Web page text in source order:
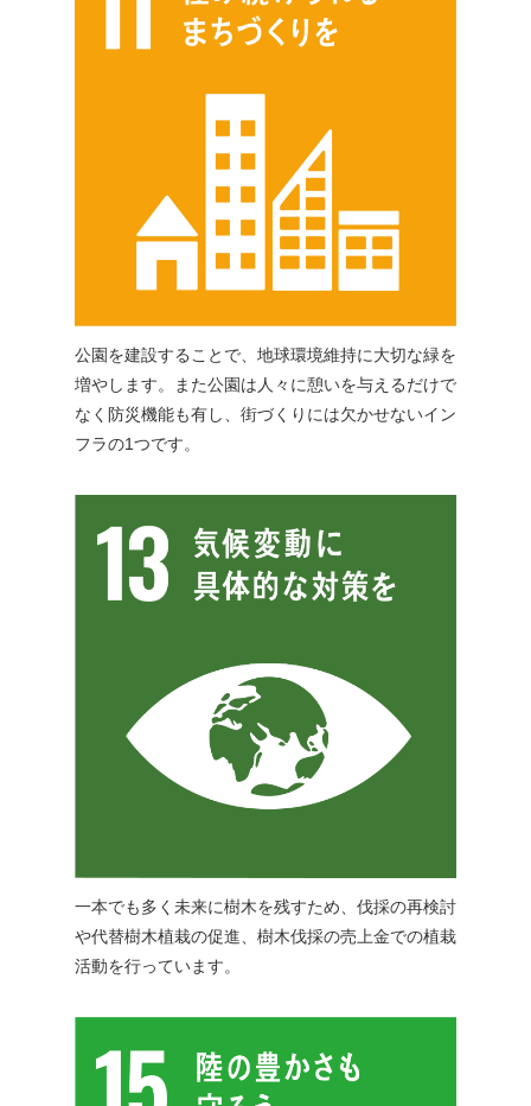
公園を建設することで、地球環境維持に大切な緑を
増やします。また公園は人々に憩いを与えるだけで
なく防災機能も有し、街づくりには欠かせないイン
フラの1つです。
一本でも多く未来に樹木を残すため、伐採の再検討
や代替樹木植栽の促進、樹木伐採の売上金での植栽
活動を行っています。